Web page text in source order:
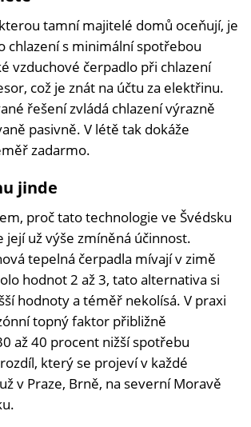
tamní majitelé domů oceňují, je
chlazení s minimální spotřebou
vzduchové čerpadlo při chlazení
což je znát na účtu za elektřinu.
řešení zvládá chlazení výrazně
pasivně. V létě tak dokáže
zadarmo.
jinde
proč tato technologie ve Švédsku
její už výše zmíněná účinnost.
tepelná čerpadla mívají v zimě
hodnot 2 až 3, tato alternativa si
hodnoty a téměř nekolísá. V praxi
topný faktor přibližně
až 40 procent nižší spotřebu
který se projeví v každé
v Praze, Brně, na severní Moravě